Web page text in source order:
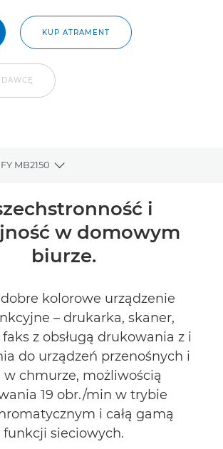
KUP ATRAMENT
MB2150
Toggle breadcrumbs
i
w domowym
biurze.
kolorowe urządzenie
– drukarka, skaner,
z obsługą drukowania z i
do urządzeń przenośnych i
w chmurze, możliwością
19 obr./min w trybie
i całą gamą
funkcji sieciowych.